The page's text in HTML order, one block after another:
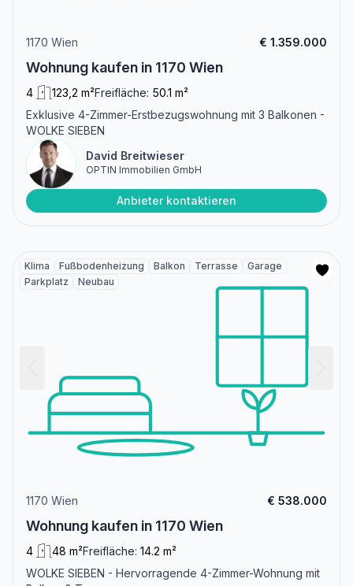
1170 Wien € 1.359.000
Wohnung kaufen in 1170 Wien
4 123,2 m²Freifläche: 50.1 m²
Exklusive 4-Zimmer-Erstbezugswohnung mit 3 Balkonen -
WOLKE SIEBEN
David Breitwieser
OPTIN Immobilien GmbH
Anbieter kontaktieren
Klima Fußbodenheizung Balkon Terrasse
Garage
Parkplatz
Neubau
1170 Wien € 538.000
Wohnung kaufen in 1170 Wien
4 48 m²Freifläche: 14.2 m²
WOLKE SIEBEN - Hervorragende 4-Zimmer-Wohnung mit